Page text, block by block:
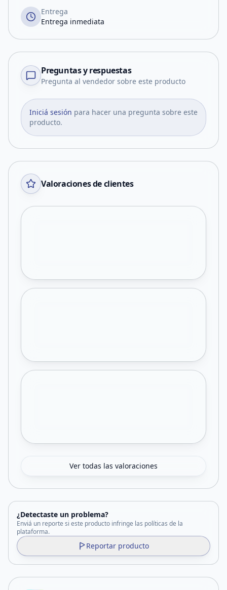
Entrega
Entrega inmediata
Preguntas y respuestas
Pregunta al vendedor sobre este producto
Iniciá sesión para hacer una pregunta sobre este
producto.
Valoraciones de clientes
Ver todas las valoraciones
¿Detectaste un problema?
Enviá un reporte si este producto infringe las políticas de la
plataforma.
Reportar producto